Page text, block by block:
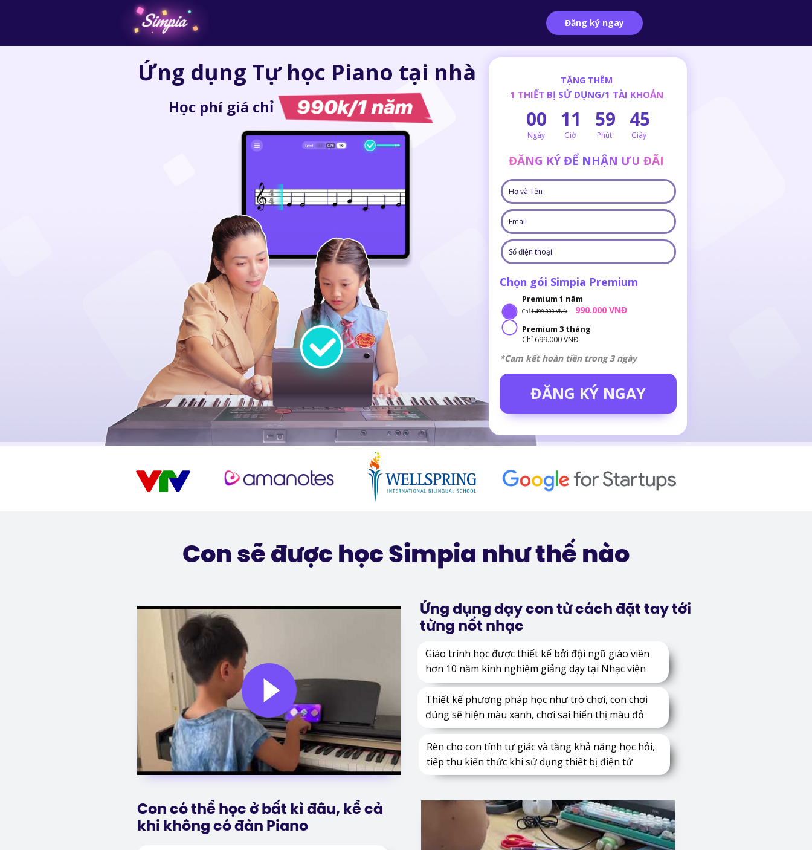
Đăng ký ngay
Học phí giá chỉ
Ứng dụng Tự học Piano tại nhà TẶNG THÊM
1 THIẾT BỊ SỬ DỤNG/1 TÀI KHOẢN
ĐĂNG KÝ ĐỂ NHẬN ƯU ĐÃI
00 11 59 44
Ngày Giờ Phút Giây
ĐĂNG KÝ NGAY
Chọn gói Simpia Premium
Premium 1 năm
Chỉ1.499.000 VNĐ 990.000 VNĐ
Premium 3 tháng
Chỉ 699.000 VNĐ
*Cam kết hoàn tiền trong 3 ngày
Con sẽ được học Simpia như thế nào
Ứng dụng dạy con từ cách đặt tay tới
từng nốt nhạc
Con có thể học ở bất kì đâu, kể cả
khi không có đàn Piano
Giáo trình học được thiết kế bởi đội ngũ giáo viên
hơn 10 năm kinh nghiệm giảng dạy tại Nhạc viện
Thiết kế phương pháp học như trò chơi, con chơi
đúng sẽ hiện màu xanh, chơi sai hiển thị màu đỏ
Rèn cho con tính tự giác và tăng khả năng học hỏi,
tiếp thu kiến thức khi sử dụng thiết bị điện tử